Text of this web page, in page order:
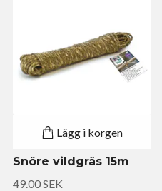
Lägg i korgen
Snöre vildgräs 15m
49.00 SEK